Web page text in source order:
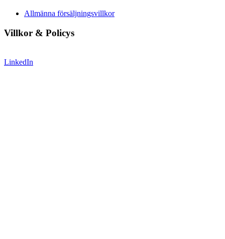
Allmänna försäljningsvillkor
Villkor & Policys
LinkedIn